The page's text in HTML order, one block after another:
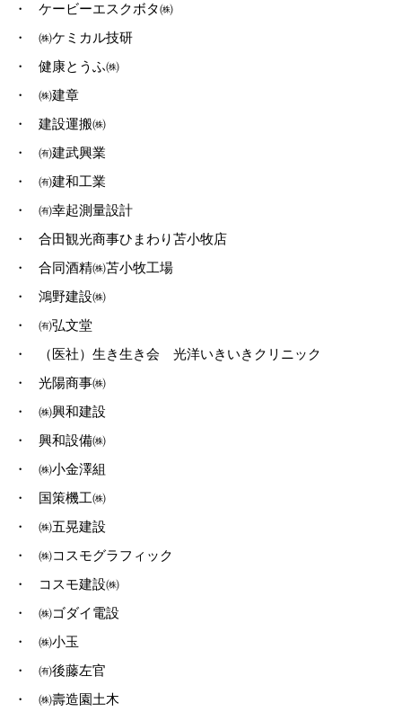
・
ケービーエスクボタ㈱
・
㈱ケミカル技研
・
健康とうふ㈱
・
㈱建章
・
建設運搬㈱
・
㈲建武興業
・
㈲建和工業
・
㈲幸起測量設計
・
合田観光商事ひまわり苫小牧店
・
合同酒精㈱苫小牧工場
・
鴻野建設㈱
・
㈲弘文堂
・
（医社）生き生き会 光洋いきいきクリニック
・
光陽商事㈱
・
㈱興和建設
・
興和設備㈱
・
㈱小金澤組
・
国策機工㈱
・
㈱五晃建設
・
㈱コスモグラフィック
・
コスモ建設㈱
・
㈱ゴダイ電設
・
㈱小玉
・
㈲後藤左官
・
㈱壽造園土木